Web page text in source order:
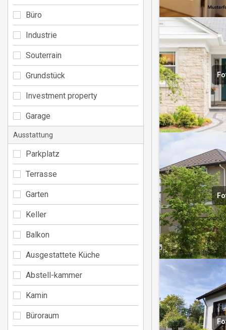
Büro
Industrie
Souterrain
Grundstück
Investment property
Garage
Ausstattung
Parkplatz
Terrasse
Garten
Keller
Balkon
Ausgestattete Küche
Abstell-kammer
Kamin
Büroraum